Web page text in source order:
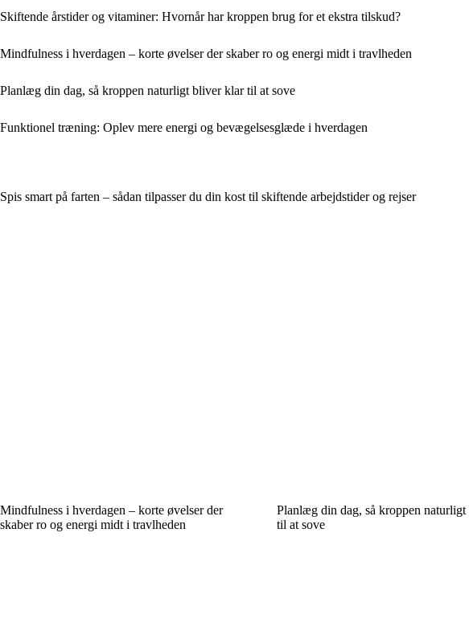
Skiftende årstider og vitaminer: Hvornår har kroppen brug for et ekstra tilskud?
Mindfulness i hverdagen – korte øvelser der skaber ro og energi midt i travlheden
Planlæg din dag, så kroppen naturligt bliver klar til at sove
Funktionel træning: Oplev mere energi og bevægelsesglæde i hverdagen
Spis smart på farten – sådan tilpasser du din kost til skiftende arbejdstider og rejser
Mindfulness i hverdagen – korte øvelser der
skaber ro og energi midt i travlheden
Planlæg din dag, så kroppen
til at sove